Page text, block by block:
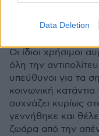
Data Deletion
πραγματικά ότι
Οι ίδιοι χρήσιμοι
όλη την
υπεύθυνοι για τα
κοινωνική
συχνάζει κυρίως
γεννήθηκε και
ζωάρα από την